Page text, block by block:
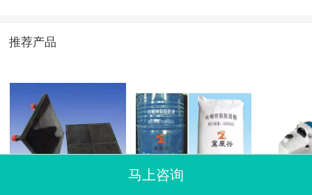
推荐产品
呋喃树脂胶泥粉
马上咨询